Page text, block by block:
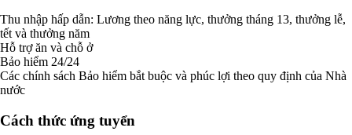
Thu nhập hấp dẫn: Lương theo năng lực, thưởng tháng 13, thưởng lễ,
tết và thưởng năm
Hỗ trợ ăn và chỗ ở
Bảo hiểm 24/24
Các chính sách Bảo hiểm bắt buộc và phúc lợi theo quy định của Nhà
nước
Cách thức ứng tuyển